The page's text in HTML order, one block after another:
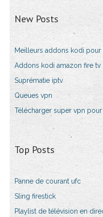
New Posts
Meilleurs addons kodi
Addons kodi amazon fire tv
Suprématie iptv
Queues vpn
Télécharger super vpn
Top Posts
Panne de courant ufc
Sling firestick
Playlist de télévision en